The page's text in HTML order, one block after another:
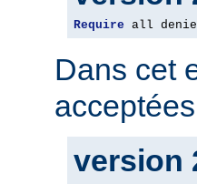
Require all
Dans cet
version